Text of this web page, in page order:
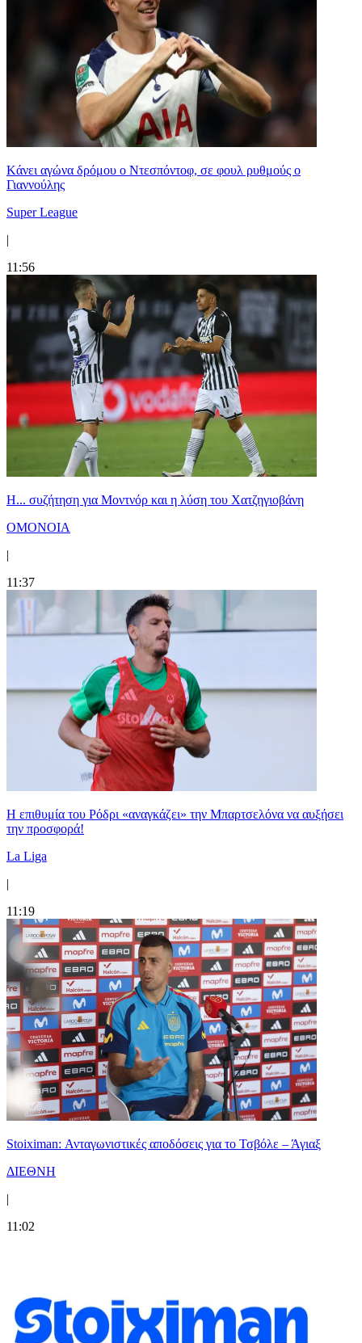
Kάνει αγώνα δρόμου ο Ντεσπόντοφ, σε φουλ ρυθμούς ο
Γιαννούλης
Super League
|
11:56
Η... συζήτηση για Μοντνόρ και η λύση του Χατζηγιοβάνη
ΟΜΟΝΟΙΑ
|
11:37
Η επιθυμία του Ρόδρι «αναγκάζει» την Μπαρτσελόνα να αυξήσει
την προσφορά!
La Liga
|
11:19
Stoiximan: Ανταγωνιστικές αποδόσεις για το Τσβόλε – Άγιαξ
ΔΙΕΘΝΗ
|
11:02